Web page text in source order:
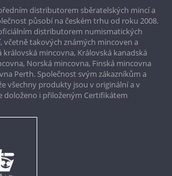
distributorem sběratelských mincí a
působí na českém trhu od roku 2008.
distributorem numismatických
včetně takových známých mincoven a
mincovna, Královská kanadská
Norská mincovna, Finská mincovna
Perth. Společnost svým zákazníkům a
všechny produkty jsou v originální a v
doloženo i přiloženým Certifikátem